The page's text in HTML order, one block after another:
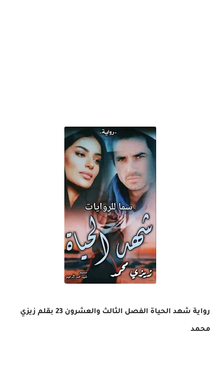
رواية شهد الحياة الفصل الثالث والعشرون 23 بقلم زيزي
محمد